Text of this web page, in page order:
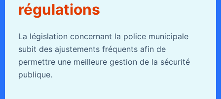
régulations
La législation concernant la police municipale
subit des ajustements fréquents afin de
permettre une meilleure gestion de la sécurité
publique.